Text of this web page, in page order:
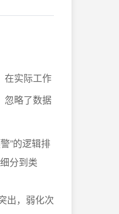
在实际工作
忽略了数据
”的逻辑排
分到类
出，弱化次